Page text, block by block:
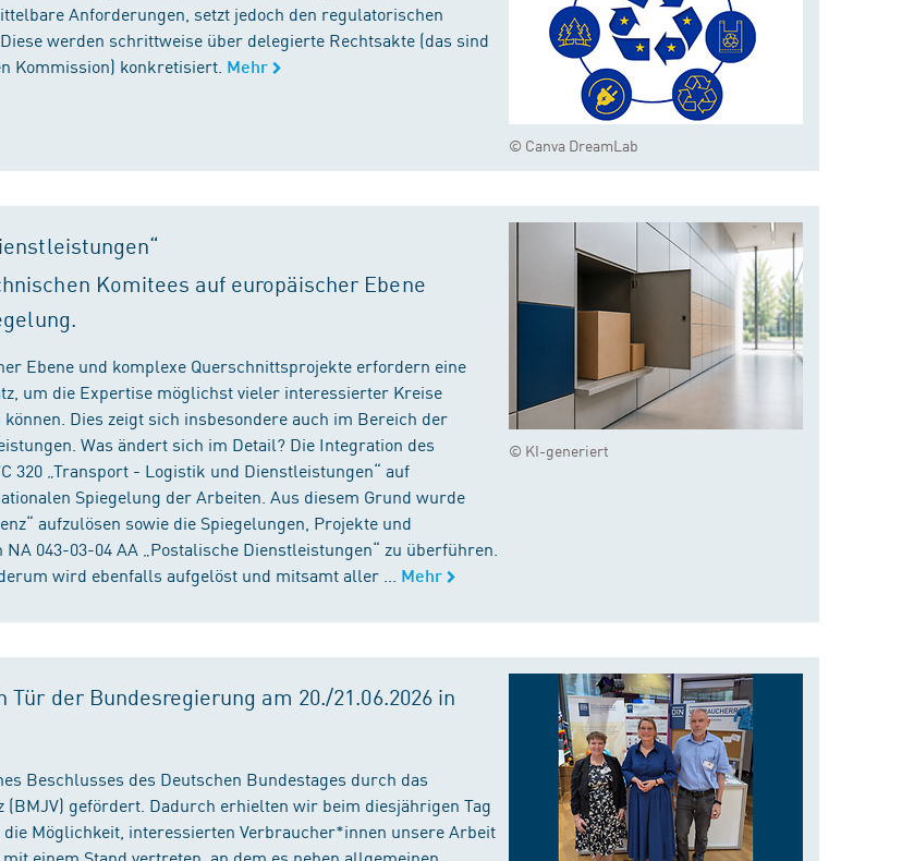
© Canva DreamLab
Anforderungen, setzt jedoch den regulatorischen
werden schrittweise über delegierte Rechtsakte (das sind
Kommission) konkretisiert. Mehr
© KI-generiert
Komitees auf europäischer Ebene
Ebene und komplexe Querschnittsprojekte erfordern eine
um die Expertise möglichst vieler interessierter Kreise
Dies zeigt sich insbesondere auch im Bereich der
Was ändert sich im Detail? Die Integration des
320 „Transport - Logistik und Dienstleistungen“ auf
Spiegelung der Arbeiten. Aus diesem Grund wurde
aufzulösen sowie die Spiegelungen, Projekte und
043-03-04 AA „Postalische Dienstleistungen“ zu überführen.
wird ebenfalls aufgelöst und mitsamt aller ...
Mehr
der Bundesregierung am 20./21.06.2026 in
Beschlusses des Deutschen Bundestages durch das
gefördert. Dadurch erhielten wir beim diesjährigen Tag
Möglichkeit, interessierten Verbraucher*innen unsere Arbeit